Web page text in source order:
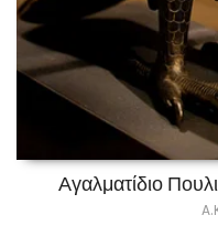
Αγαλματίδιο